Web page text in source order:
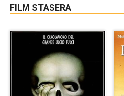
FILM STASERA